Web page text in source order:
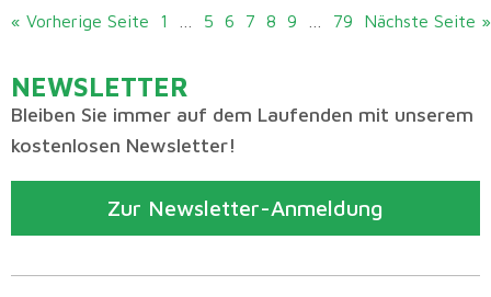
« Vorherige Seite 1 5 6 7 8 9 79 Nächste Seite »
NEWSLETTER
Bleiben Sie immer auf dem Laufenden mit unserem
kostenlosen Newsletter!
Zur Newsletter-Anmeldung